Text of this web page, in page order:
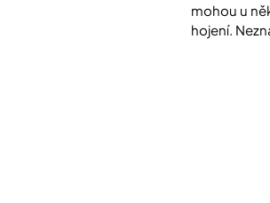
mohou u
hojení.